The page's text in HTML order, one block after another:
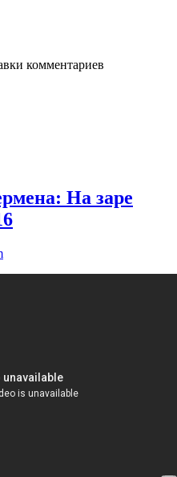
комментариев
На заре